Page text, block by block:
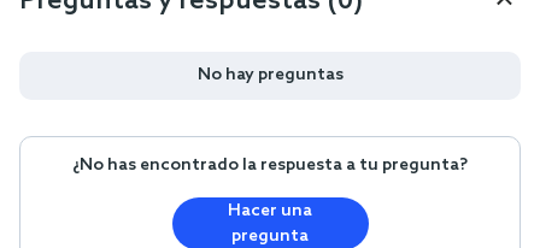
No hay preguntas
¿No has encontrado la respuesta a tu pregunta?
Hacer una
pregunta